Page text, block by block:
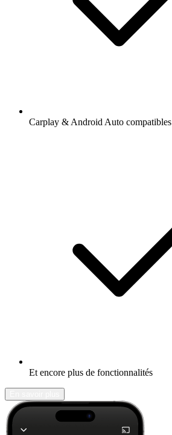
Carplay & Android Auto compatibles
Et encore plus de fonctionnalités